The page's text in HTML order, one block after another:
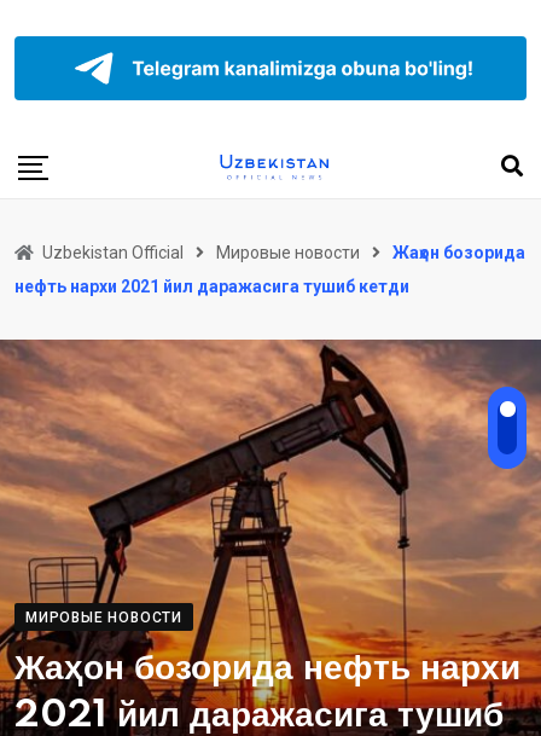
Uzbekistan Official Мировые новости
Жаҳон бозорида
нефть нархи 2021 йил даражасига тушиб кетди
МИРОВЫЕ НОВОСТИ
Жаҳон бозорида нефть нархи
2021 йил даражасига тушиб